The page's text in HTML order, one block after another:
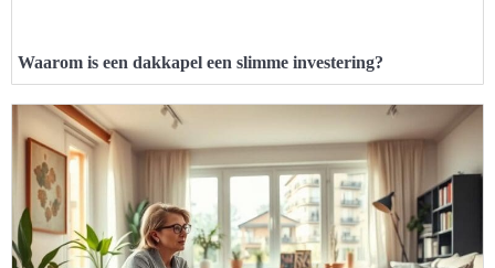
Waarom is een dakkapel een slimme investering?